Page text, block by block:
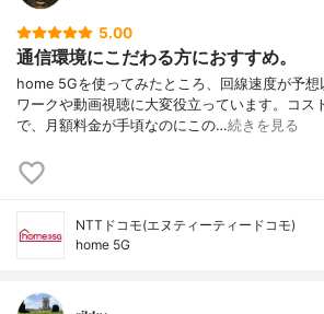
5.00
通信環境にこだわる方におすすめ。
home 5Gを使ってみたところ、回線速度が予
ワークや動画視聴に大変役立っています。コス
で、月額料金が手頃なのにこの…続きを見る
NTTドコモ(エヌティーティードコモ)
home 5G